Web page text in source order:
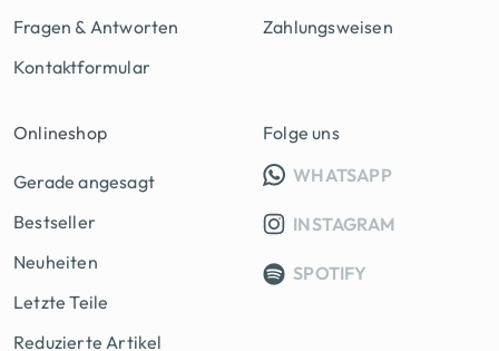
Fragen & Antworten
Kontaktformular
Zahlungsweisen
Onlineshop
Gerade angesagt
Bestseller
Neuheiten
Letzte Teile
Reduzierte Artikel
Folge uns
WHATSAPPINFO
INSTAGRAM
SPOTIFY